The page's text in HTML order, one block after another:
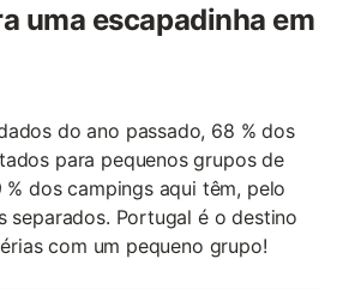
uma escapadinha em
do ano passado, 68 % dos
para pequenos grupos de
dos campings aqui têm, pelo
separados. Portugal é o destino
com um pequeno grupo!